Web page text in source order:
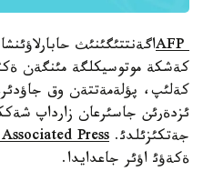
AFP
كةشكة موتوسيكلگة مئنگةن
كةلئپ، پؤلةمةتتةن وق
ئزدةرئن جاسئرعان زارداپ
جةتكئزئلدئ. Associated Press
ةكةؤئ اؤئر جاعدايدا.